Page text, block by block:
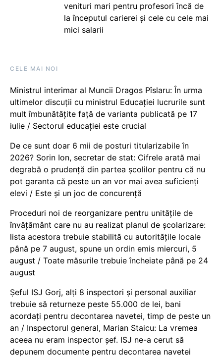
venituri mari pentru profesori încă de
la începutul carierei și cele cu cele mai
mici salarii
CELE MAI NOI
Ministrul interimar al Muncii Dragos Pîslaru: În urma
ultimelor discuții cu ministrul Educației lucrurile sunt
mult îmbunătățite față de varianta publicată pe 17
iulie / Sectorul educației este crucial
De ce sunt doar 6 mii de posturi titularizabile în
2026? Sorin Ion, secretar de stat: Cifrele arată mai
degrabă o prudență din partea școlilor pentru că nu
pot garanta că peste un an vor mai avea suficienți
elevi / Este și un joc de concurență
Proceduri noi de reorganizare pentru unitățile de
învățământ care nu au realizat planul de școlarizare:
lista acestora trebuie stabilită cu autoritățile locale
până pe 7 august, spune un ordin emis miercuri, 5
august / Toate măsurile trebuie încheiate până pe 24
august
Șeful ISJ Gorj, alți 8 inspectori și personal auxiliar
trebuie să returneze peste 55.000 de lei, bani
acordați pentru decontarea navetei, timp de peste un
an / Inspectorul general, Marian Staicu: La vremea
aceea nu eram inspector șef. ISJ ne-a cerut să
depunem documente pentru decontarea navetei